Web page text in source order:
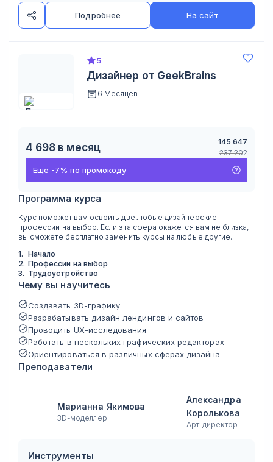
Подробнее На сайт
5
Дизайнер от GeekBrains
6 Месяцев
4 698 в месяц
145 647
237 202
Ещё -7% по промокоду
Программа курса
Курс поможет вам освоить две любые дизайнерские
профессии на выбор. Если эта сфера окажется вам не близка,
вы сможете бесплатно заменить курсы на любые другие.
1. Начало
2. Профессии на выбор
3. Трудоустройство
Чему вы научитесь
Создавать 3D-графику
Разрабатывать дизайн лендингов и сайтов
Проводить UX-исследования
Работать в нескольких графических редакторах
Ориентироваться в различных сферах дизайна
Преподаватели
Марианна Якимова
3D-моделлер
Александра
Королькова
Арт-директор
Инструменты